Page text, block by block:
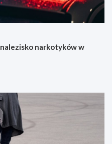
narkotyków w